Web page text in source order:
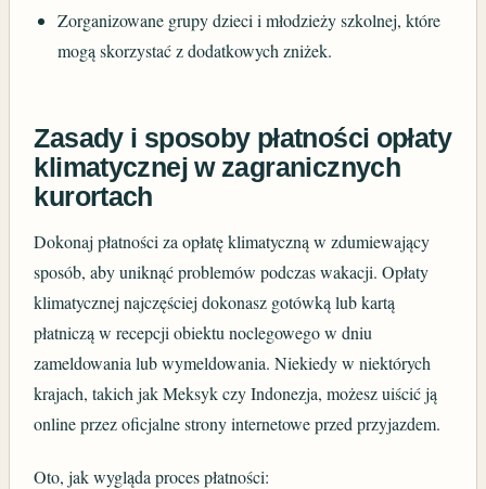
Zorganizowane grupy dzieci i młodzieży szkolnej, które
mogą skorzystać z dodatkowych zniżek.
Zasady i sposoby płatności opłaty
klimatycznej w zagranicznych
kurortach
Dokonaj płatności za opłatę klimatyczną w zdumiewający
sposób, aby uniknąć problemów podczas wakacji. Opłaty
klimatycznej najczęściej dokonasz gotówką lub kartą
płatniczą w recepcji obiektu noclegowego w dniu
zameldowania lub wymeldowania. Niekiedy w niektórych
krajach, takich jak Meksyk czy Indonezja, możesz uiścić ją
online przez oficjalne strony internetowe przed przyjazdem.
Oto, jak wygląda proces płatności: